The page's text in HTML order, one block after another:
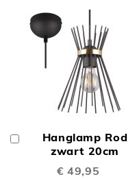
Hanglamp Rod
zwart 20cm
€ 49,95
Winkelwagen